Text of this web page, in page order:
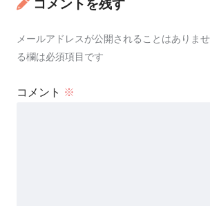
コメントを残す
メールアドレスが公開されることはありませ
る欄は必須項目です
コメント ※